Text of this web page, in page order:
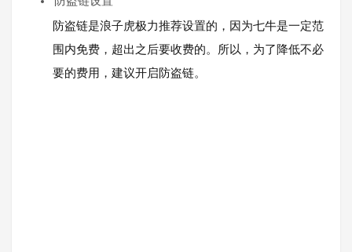
防盗链是浪子虎极力推荐设置的，因为七牛是一定范
围内免费，超出之后要收费的。所以，为了降低不必
要的费用，建议开启防盗链。